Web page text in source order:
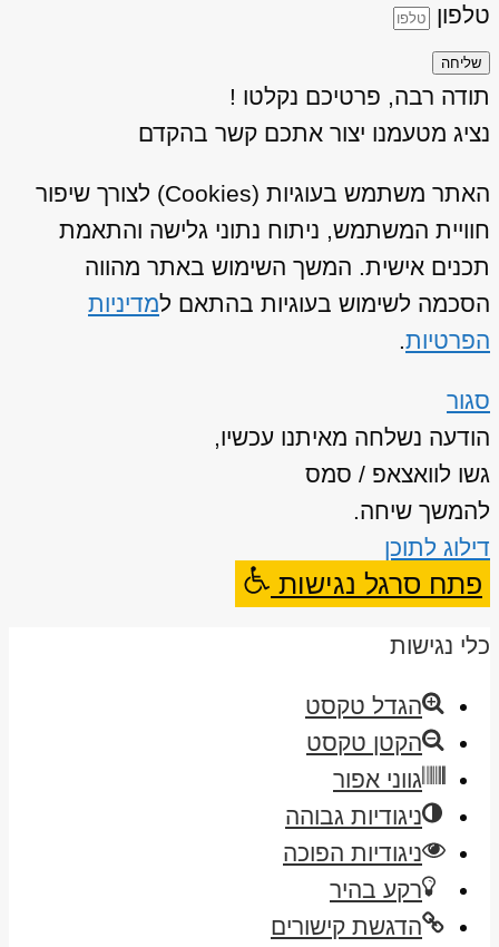
טלפון
שליחה
תודה רבה, פרטיכם נקלטו !
נציג מטעמנו יצור אתכם קשר בהקדם
האתר משתמש בעוגיות (Cookies) לצורך שיפור
חוויית המשתמש, ניתוח נתוני גלישה והתאמת
תכנים אישית. המשך השימוש באתר מהווה
הסכמה לשימוש בעוגיות בהתאם למדיניות
הפרטיות.
סגור
הודעה נשלחה מאיתנו עכשיו,
גשו לוואצאפ / סמס
להמשך שיחה.
דילוג לתוכן
פתח סרגל נגישות
כלי נגישות
הגדל טקסט
הקטן טקסט
גווני אפור
ניגודיות גבוהה
ניגודיות הפוכה
רקע בהיר
הדגשת קישורים